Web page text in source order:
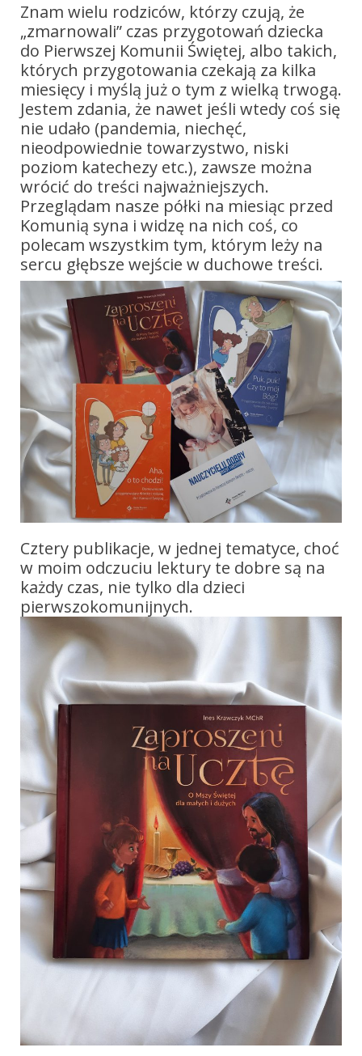
Znam wielu rodziców, którzy czują, że
„zmarnowali” czas przygotowań dziecka
do Pierwszej Komunii Świętej, albo takich,
których przygotowania czekają za kilka
miesięcy i myślą już o tym z wielką trwogą.
Jestem zdania, że nawet jeśli wtedy coś się
nie udało (pandemia, niechęć,
nieodpowiednie towarzystwo, niski
poziom katechezy etc.), zawsze można
wrócić do treści najważniejszych.
Przeglądam nasze półki na miesiąc przed
Komunią syna i widzę na nich coś, co
polecam wszystkim tym, którym leży na
sercu głębsze wejście w duchowe treści.
Cztery publikacje, w jednej tematyce, choć
w moim odczuciu lektury te dobre są na
każdy czas, nie tylko dla dzieci
pierwszokomunijnych.